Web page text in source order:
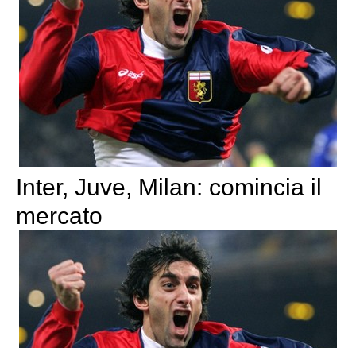
Inter, Juve, Milan: comincia il
mercato